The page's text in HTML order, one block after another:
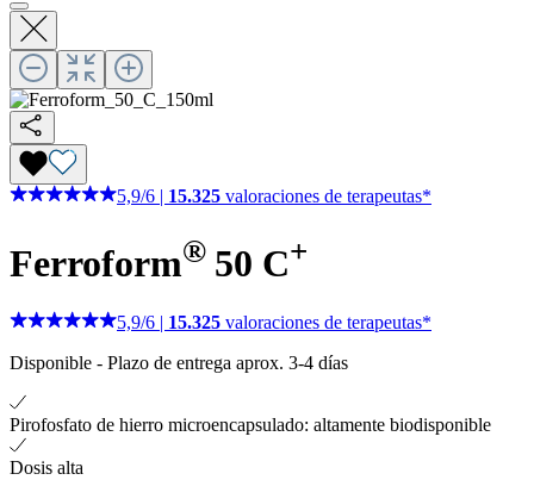
5,9/6 15.325 valoraciones de terapeutas*
Ferroform® 50 C+
5,9/6 | 15.325 valoraciones de terapeutas*
Disponible - Plazo de entrega aprox. 3-4 días
Pirofosfato de hierro microencapsulado: altamente biodisponible
Dosis alta